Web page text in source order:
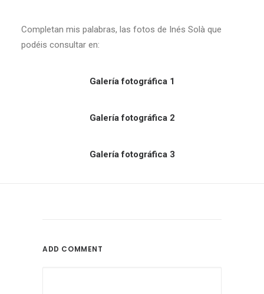
Completan mis palabras, las fotos de Inés Solà que
podéis consultar en:
Galería fotográfica 1
Galería fotográfica 2
Galería fotográfica 3
ADD COMMENT